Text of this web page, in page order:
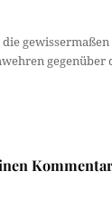
gegenüber